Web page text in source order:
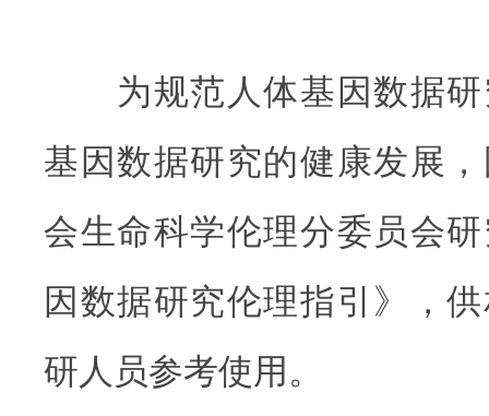
为规范人体基因数据研
基因数据研究的健康发展
会生命科学伦理分委员会
因数据研究伦理指引》，
研人员参考使用。